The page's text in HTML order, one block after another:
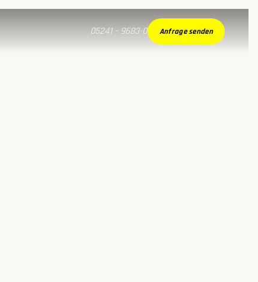
05241 – 9683-0 Anfrage senden